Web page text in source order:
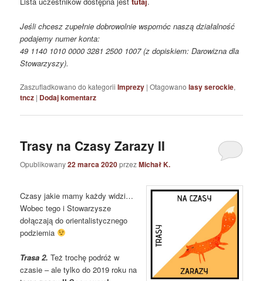
Jeśli chcesz zupełnie dobrowolnie wspomóc naszą działalność
podajemy numer konta:
49 1140 1010 0000 3281 2500 1007 (z dopiskiem: Darowizna dla
Stowarzyszy).
Zaszufladkowano do kategorii Imprezy |Otagowano lasy serockie,
tncz | Dodaj komentarz
Trasy na Czasy Zarazy II
Opublikowany22 marca 2020przezMichał K.
Czasy jakie mamy każdy widzi…
Wobec tego i Stowarzysze
dołączają do orientalistycznego
podziemia
Trasa 2.Też trochę podróż w
czasie – ale tylko do 2019 roku na